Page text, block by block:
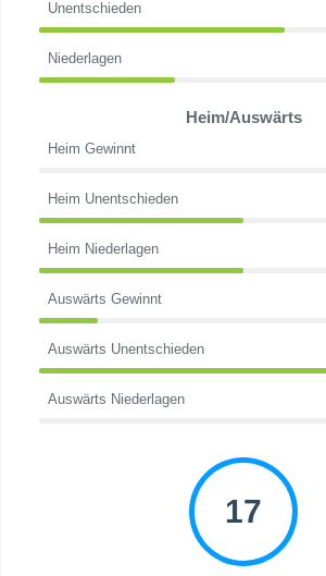
Unentschieden
Niederlagen
Heim/Auswärts
Heim Gewinnt
Heim Unentschieden
Heim Niederlagen
Auswärts Gewinnt
Auswärts Unentschieden
Auswärts Niederlagen
17